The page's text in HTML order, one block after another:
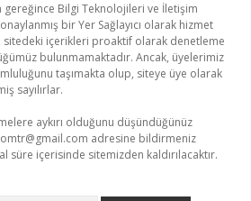
gereğince Bilgi Teknolojileri ve İletişim
bir Yer Sağlayıcı olarak hizmet
içerikleri proaktif olarak denetleme
bulunmamaktadır. Ancak, üyelerimiz
taşımakta olup, siteye üye olarak
sayılırlar.
aykırı olduğunu düşündüğünüz
adresine bildirmeniz
süre içerisinde sitemizden kaldırılacaktır.